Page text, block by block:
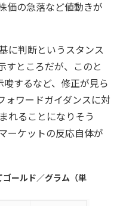
価の急落など値動きが
に判断というスタンス
すところだが、このと
するなど、修正が見ら
ォワードガイダンスに対
れることになりそう
ーケットの反応自体が
ールド／グラム（単